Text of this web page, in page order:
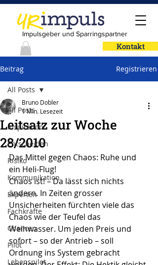
Impulsgeber und Sparringspartner
Kontakt
Beitrag Registrieren
All Posts
Inspiration
Entscheiden
Risiko
Kommunikation
Experten
Fachkräfte
Chancen
Pilot
Lebenspilot
All Posts
Leitsatz zur Woche
28/2010
Bruno Dobler
1 Min. Lesezeit
Das Mittel gegen Chaos: Ruhe und
ein Heli-Flug!
Chaos ist! – Da lässt sich nichts
ändern. In Zeiten grosser
Unsicherheiten fürchten viele das
Chaos wie der Teufel das
Weihwasser. Um jeden Preis und
sofort – so der Antrieb – soll
Ordnung ins System gebracht